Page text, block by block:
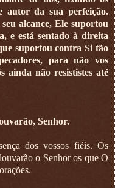
autor da sua perfeição.
alcance, Ele suportou
e está sentado à direita
suportou contra Si tão
para não vos
ainda não resististes até
Senhor.
dos vossos fiéis. Os
o Senhor os que O